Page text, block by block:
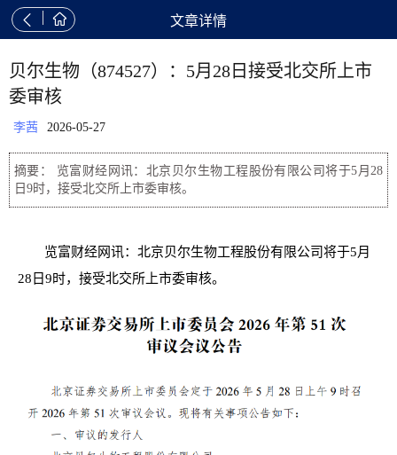
  文章详情
贝尔生物（874527）：5月28日接受北交所上市
委审核
李茜 2026-05-27
摘要： 览富财经网讯：北京贝尔生物工程股份有限公司将于5月28
日9时，接受北交所上市委审核。
览富财经网讯：北京贝尔生物工程股份有限公司将于5月
28日9时，接受北交所上市委审核。